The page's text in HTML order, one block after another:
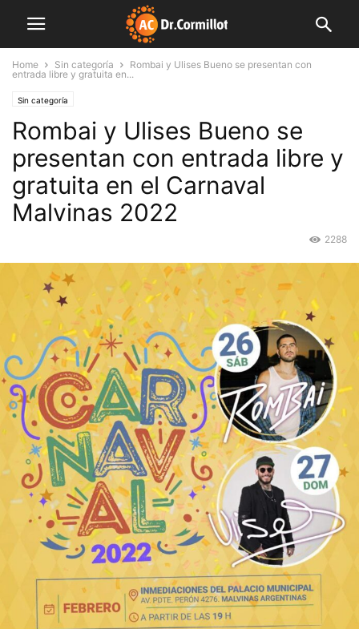
Home Sin categoría
Rombai y Ulises Bueno se presentan con
entrada libre y gratuita en...
Sin categoría
Rombai y Ulises Bueno se
presentan con entrada libre y
gratuita en el Carnaval
Malvinas 2022
2288